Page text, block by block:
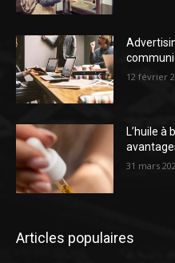
12 février
L’huile à
31 mars
Articles populaires